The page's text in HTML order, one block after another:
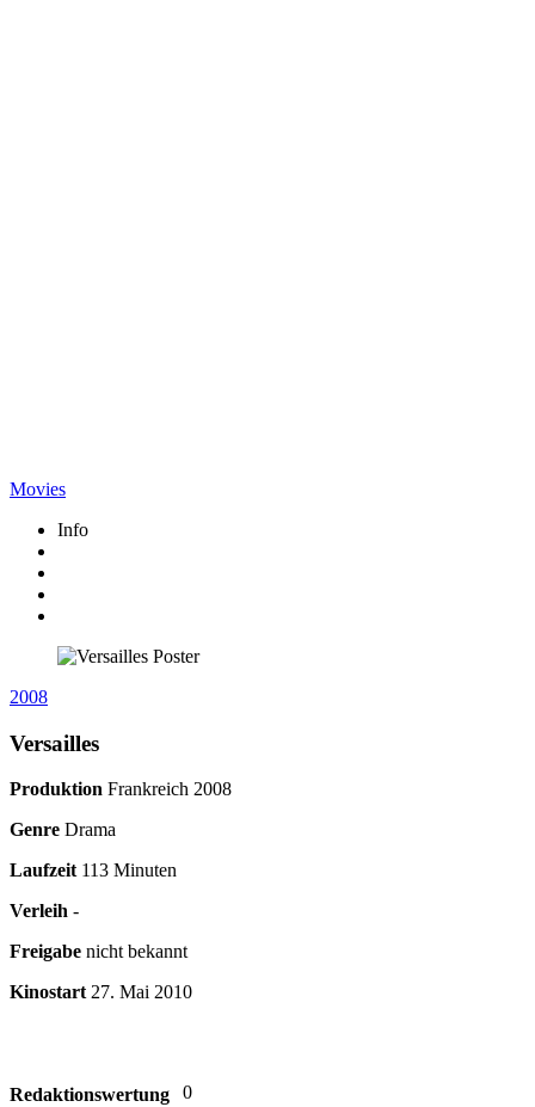
Movies
Info
2008
Versailles
Produktion Frankreich 2008
Genre Drama
Laufzeit113 Minuten
Verleih -
Freigabe nicht bekannt
Kinostart 27. Mai 2010
Redaktionswertung 0